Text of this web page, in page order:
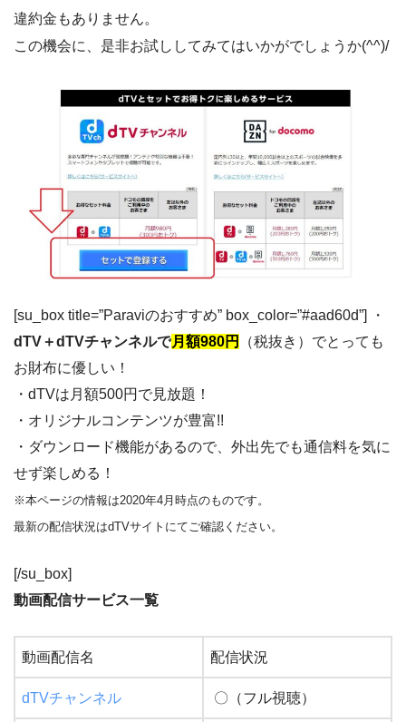
違約金もありません。
この機会に、是非お試ししてみてはいかがでしょうか(^^)/
[su_box title=”Paraviのおすすめ” box_color=”#aad60d”] ・
dTV＋dTVチャンネルで月額980円
（税抜き）でとっても
お財布に優しい！
・dTVは月額500円で見放題！
・オリジナルコンテンツが豊富!!
・ダウンロード機能があるので、外出先でも通信料を気に
せず楽しめる！
※本ページの情報は2020年4月時点のものです。
最新の配信状況はdTVサイトにてご確認ください。
[/su_box]
動画配信サービス一覧
動画配信名 配信状況
dTVチャンネル 〇（フル視聴）